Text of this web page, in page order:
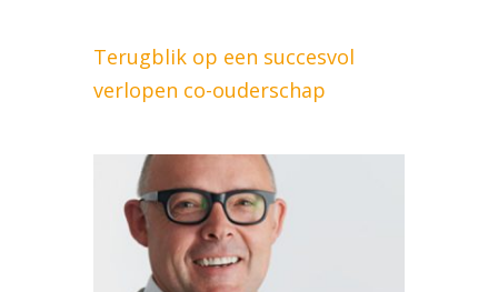
Terugblik op een succesvol
verlopen co-ouderschap